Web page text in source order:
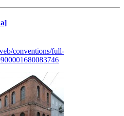
conventions/full-